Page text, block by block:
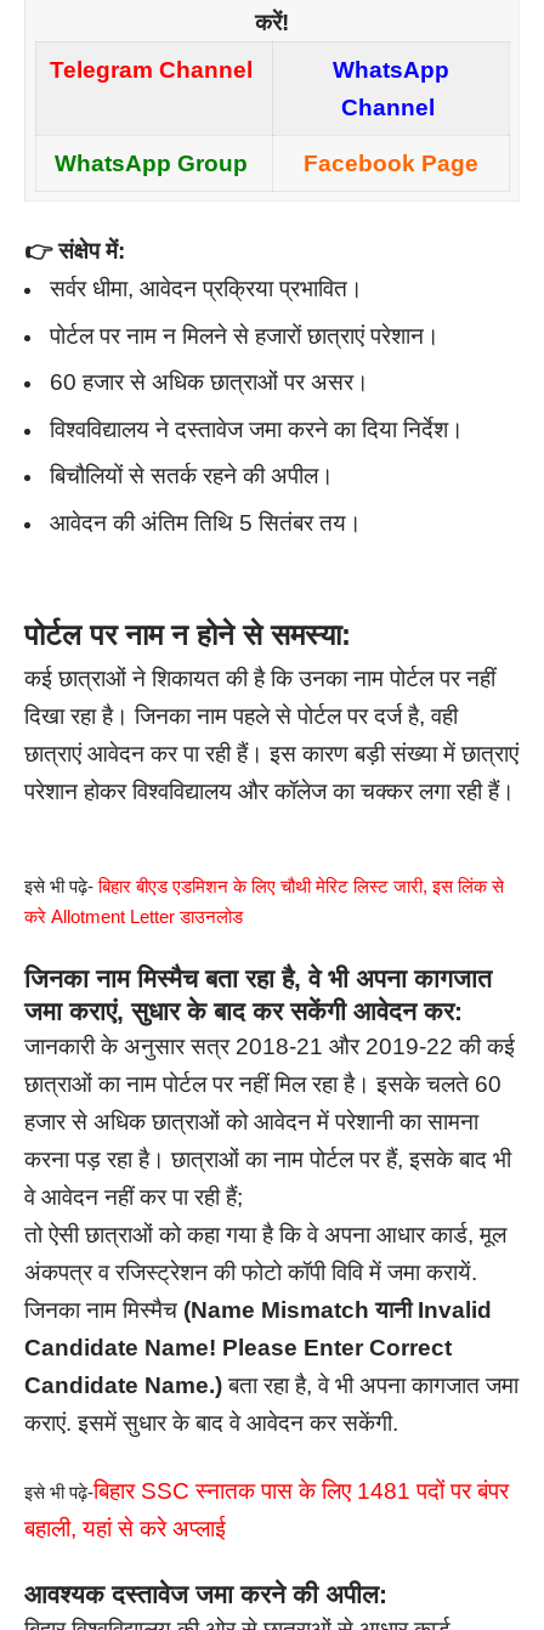
करें!
Telegram Channel
WhatsApp
Channel
WhatsApp Group Facebook Page
👉 संक्षेप में:
सर्वर धीमा, आवेदन प्रक्रिया प्रभावित।
पोर्टल पर नाम न मिलने से हजारों छात्राएं परेशान।
60 हजार से अधिक छात्राओं पर असर।
विश्वविद्यालय ने दस्तावेज जमा करने का दिया निर्देश।
बिचौलियों से सतर्क रहने की अपील।
आवेदन की अंतिम तिथि 5 सितंबर तय।
पोर्टल पर नाम न होने से समस्या:
कई छात्राओं ने शिकायत की है कि उनका नाम पोर्टल पर नहीं
दिखा रहा है। जिनका नाम पहले से पोर्टल पर दर्ज है, वही
छात्राएं आवेदन कर पा रही हैं। इस कारण बड़ी संख्या में छात्राएं
परेशान होकर विश्वविद्यालय और कॉलेज का चक्कर लगा रही हैं।
इसे भी पढ़े-बिहार बीएड एडमिशन के लिए चौथी मेरिट लिस्ट जारी, इस लिंक से
करे Allotment Letter डाउनलोड
जिनका नाम मिस्मैच बता रहा है, वे भी अपना कागजात
जमा कराएं, सुधार के बाद कर सकेंगी आवेदन कर:
जानकारी के अनुसार सत्र 2018-21 और 2019-22 की कई
छात्राओं का नाम पोर्टल पर नहीं मिल रहा है। इसके चलते 60
हजार से अधिक छात्राओं को आवेदन में परेशानी का सामना
करना पड़ रहा है। छात्राओं का नाम पोर्टल पर हैं, इसके बाद भी
वे आवेदन नहीं कर पा रही हैं;
तो ऐसी छात्राओं को कहा गया है कि वे अपना आधार कार्ड, मूल
अंकपत्र व रजिस्ट्रेशन की फोटो कॉपी विवि में जमा करायें.
जिनका नाम मिस्मैच (Name Mismatch यानी Invalid
Candidate Name! Please Enter Correct
Candidate Name.)बता रहा है, वे भी अपना कागजात जमा
कराएं. इसमें सुधार के बाद वे आवेदन कर सकेंगी.
इसे भी पढ़े-बिहार SSC स्नातक पास के लिए 1481 पदों पर बंपर
बहाली, यहां से करे अप्लाई
आवश्यक दस्तावेज जमा करने की अपील: